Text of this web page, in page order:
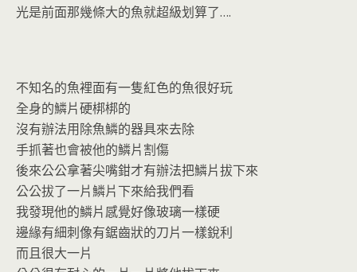
光是前面那幾條大的魚就超級划算了….
不知名的魚裡面有一隻紅色的魚很好玩
全身的鱗片硬梆梆的
沒有辦法用除魚鱗的器具來去除
手抓著也會被他的鱗片割傷
後來公公拿著尖嘴鉗才有辦法把鱗片拔下來
公公拔了一片鱗片下來給我們看
我發現他的鱗片感覺好像玻璃一樣硬
邊緣有細刺像有鋸齒狀的刀片一樣銳利
而且很大一片